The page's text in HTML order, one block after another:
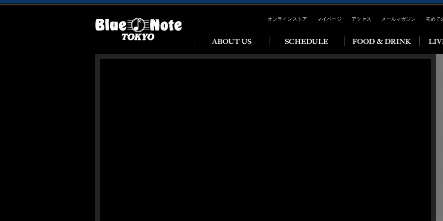
オンラインストア マイページ アクセス メールマガジン 初めて